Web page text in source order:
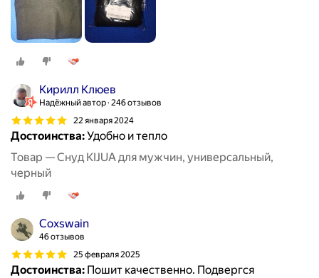
Кирилл Клюев
Надёжный автор 246 отзывов
22 января 2024
Достоинства:Удобно и тепло
Товар — Снуд KIJUA для мужчин, универсальный,
черный
Coxswain
46 отзывов
25 февраля 2025
Достоинства: Пошит качественно. Подвергся